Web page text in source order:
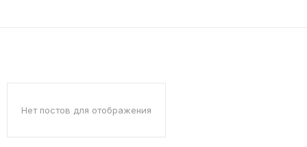
Нет постов для отображения